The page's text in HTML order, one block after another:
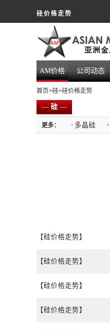
硅价格走势
AM价格 公司动态
首页>硅>硅价格走势
—硅—
更多： · 多晶硅 ·
【硅价格走势】
【硅价格走势】
【硅价格走势】
【硅价格走势】